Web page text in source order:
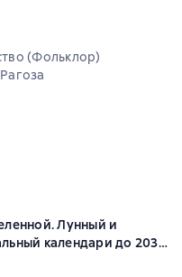
(Фольклор)
5 на основе 6 оценок
Лунный и
календари до 2031
знакам зодиака